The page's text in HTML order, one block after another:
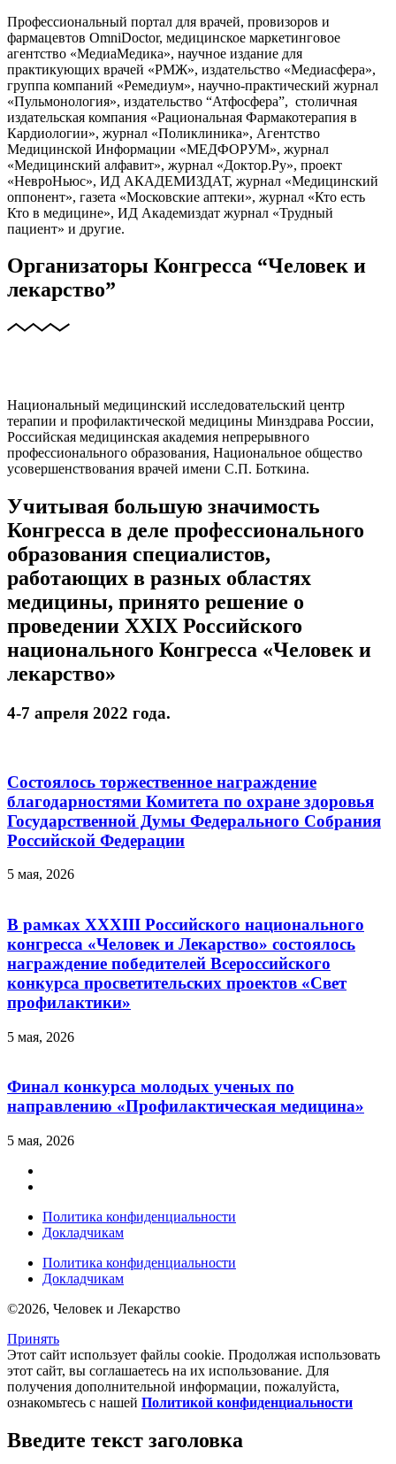
Профессиональный портал для врачей, провизоров и
фармацевтов OmniDoctor, медицинское маркетинговое
агентство «МедиаМедика», научное издание для
практикующих врачей «РМЖ», издательство «Медиасфера»,
группа компаний «Ремедиум», научно-практический журнал
«Пульмонология», издательство “Атфосфера”, столичная
издательская компания «Рациональная Фармакотерапия в
Кардиологии», журнал «Поликлиника», Агентство
Медицинской Информации «МЕДФОРУМ», журнал
«Медицинский алфавит», журнал «Доктор.Ру», проект
«НевроНьюс», ИД АКАДЕМИЗДАТ, журнал «Медицинский
оппонент», газета «Московские аптеки», журнал «Кто есть
Кто в медицине», ИД Академиздат журнал «Трудный
пациент» и другие.
Организаторы Конгресса “Человек и
лекарство”
Национальный медицинский исследовательский центр
терапии и профилактической медицины Минздрава России,
Российская медицинская академия непрерывного
профессионального образования, Национальное общество
усовершенствования врачей имени С.П. Боткина.
Учитывая большую значимость
Конгресса в деле профессионального
образования специалистов,
работающих в разных областях
медицины, принято решение о
проведении XXIX Российского
национального Конгресса «Человек и
лекарство»
4-7 апреля 2022 года.
Состоялось торжественное награждение
благодарностями Комитета по охране здоровья
Государственной Думы Федерального Собрания
Российской Федерации
5 мая, 2026
В рамках XXXIII Российского национального
конгресса «Человек и Лекарство» состоялось
награждение победителей Всероссийского
конкурса просветительских проектов «Свет
профилактики»
5 мая, 2026
Финал конкурса молодых ученых по
направлению «Профилактическая медицина»
5 мая, 2026
Политика конфиденциальности
Докладчикам
Политика конфиденциальности
Докладчикам
©2026, Человек и Лекарство
Принять
Этот сайт использует файлы cookie. Продолжая использовать
этот сайт, вы соглашаетесь на их использование. Для
получения дополнительной информации, пожалуйста,
ознакомьтесь с нашей Политикой конфиденциальности
Введите текст заголовка